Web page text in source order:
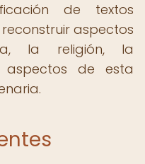
de textos
aspectos
la religión, la
aspectos de esta